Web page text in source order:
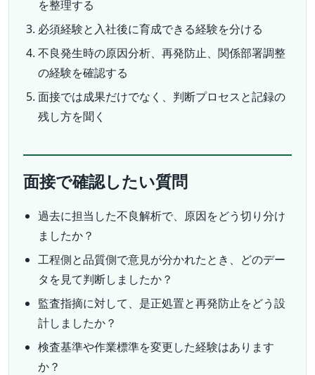
を整理する
必須経験と入社後に育成できる経験を分ける
不良発生時の原因分析、再発防止、関係部署調整
の経験を確認する
面接では成果だけでなく、判断プロセスと記録の
残し方を聞く
面接で確認したい質問
過去に担当した不良解析で、原因をどう切り分け
ましたか？
工程側と品質側で意見が分かれたとき、どのデー
タを見て判断しましたか？
監査指摘に対して、是正処置と再発防止をどう設
計しましたか？
検査基準や作業標準を変更した経験はあります
か？